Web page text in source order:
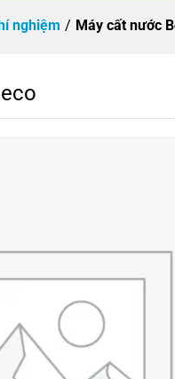
nghiệm / Máy cất nước